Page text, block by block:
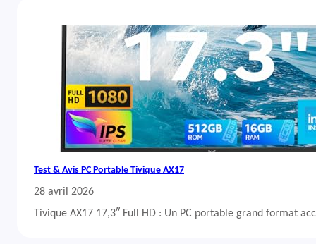
Test & Avis PC Portable Tivique AX17
28 avril 2026
Tivique AX17 17,3″ Full HD : Un PC portable grand format